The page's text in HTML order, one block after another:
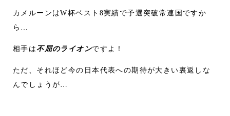
カメルーンはW杯ベスト8実績で予選突破常連国ですか
ら…
相手は不屈のライオンですよ！
ただ、それほど今の日本代表への期待が大きい裏返しな
んでしょうが…